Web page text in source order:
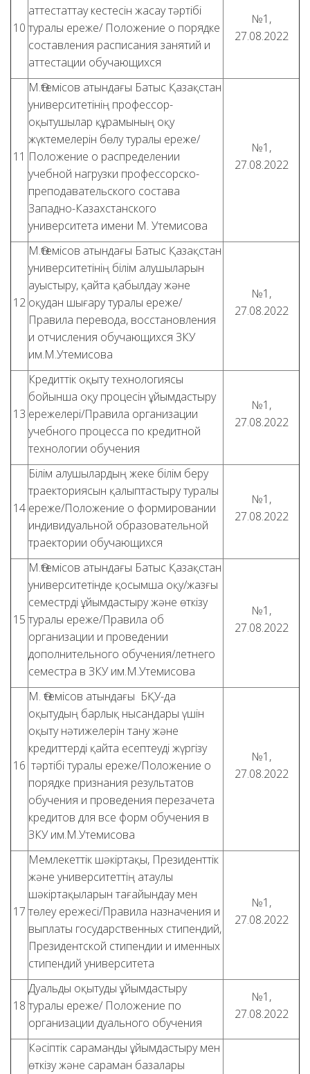
10
аттестаттау кестесін жасау тәртібі
туралы ереже/ Положение о порядке
составления расписания занятий и
аттестации обучающихся
№1,
27.08.2022
11
М.Өтемісов атындағы Батыс Қазақстан
университетінің профессор-
оқытушылар құрамының оқу
жүктемелерін бөлу туралы ереже/
Положение о распределении
учебной нагрузки профессорско-
преподавательского состава
Западно-Казахстанского
университета имени М. Утемисова
№1,
27.08.2022
12
М.Өтемісов атындағы Батыс Қазақстан
университетінің білім алушыларын
ауыстыру, қайта қабылдау және
оқудан шығару туралы ереже/
Правила перевода, восстановления
и отчисления обучающихся ЗКУ
им.М.Утемисова
№1,
27.08.2022
13
Кредиттік оқыту технологиясы
бойынша оқу процесін ұйымдастыру
ережелері/Правила организации
учебного процесса по кредитной
технологии обучения
№1,
27.08.2022
14
Білім алушылардың жеке білім беру
траекториясын қалыптастыру туралы
ереже/Положение о формировании
индивидуальной образовательной
траектории обучающихся
№1,
27.08.2022
15
М.Өтемісов атындағы Батыс Қазақстан
университетінде қосымша оқу/жазғы
семестрді ұйымдастыру және өткізу
туралы ереже/Правила об
организации и проведении
дополнительного обучения/летнего
семестра в ЗКУ им.М.Утемисова
№1,
27.08.2022
16
М. Өтемісов атындағы БҚУ-да
оқытудың барлық нысандары үшін
оқыту нәтижелерін тану және
кредиттерді қайта есептеуді жүргізу
тәртібі туралы ереже/Положение о
порядке признания результатов
обучения и проведения перезачета
кредитов для все форм обучения в
ЗКУ им.М.Утемисова
№1,
27.08.2022
17
Мемлекеттік шәкіртақы, Президенттік
және университеттің атаулы
шәкіртақыларын тағайындау мен
төлеу ережесі/Правила назначения и
выплаты государственных стипендий,
Президентской стипендии и именных
стипендий университета
№1,
27.08.2022
18
Дуальды оқытуды ұйымдастыру
туралы ереже/ Положение по
организации дуального обучения
№1,
27.08.2022
Кәсіптік сараманды ұйымдастыру мен
өткізу және сараман базалары